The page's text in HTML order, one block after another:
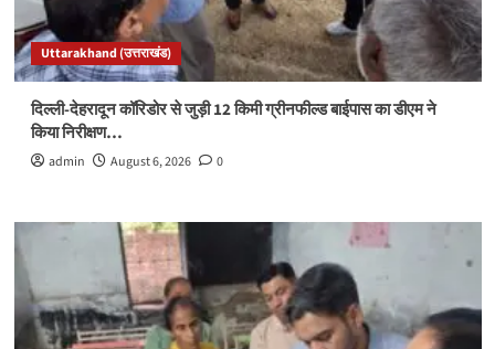
Uttarakhand (उत्तराखंड)
दिल्ली-देहरादून कॉरिडोर से जुड़ी 12 किमी ग्रीनफील्ड बाईपास का डीएम ने
किया निरीक्षण…
admin August 6, 2026 0